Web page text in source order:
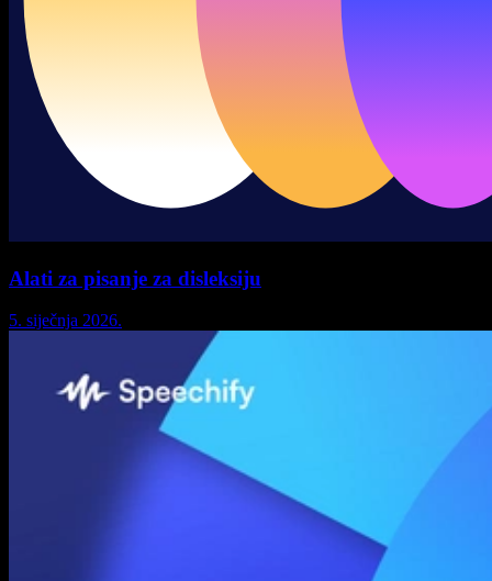
Alati za pisanje za disleksiju
5. siječnja 2026.